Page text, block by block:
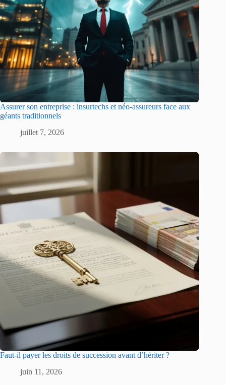
Assurer son entreprise : insurtechs et néo-assureurs face aux
géants traditionnels
juillet 7, 2026
Faut-il payer les droits de succession avant d’hériter ?
juin 11, 2026